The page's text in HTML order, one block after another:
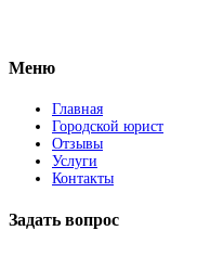
Меню
Главная
Городской юрист
Отзывы
Услуги
Контакты
Задать вопрос